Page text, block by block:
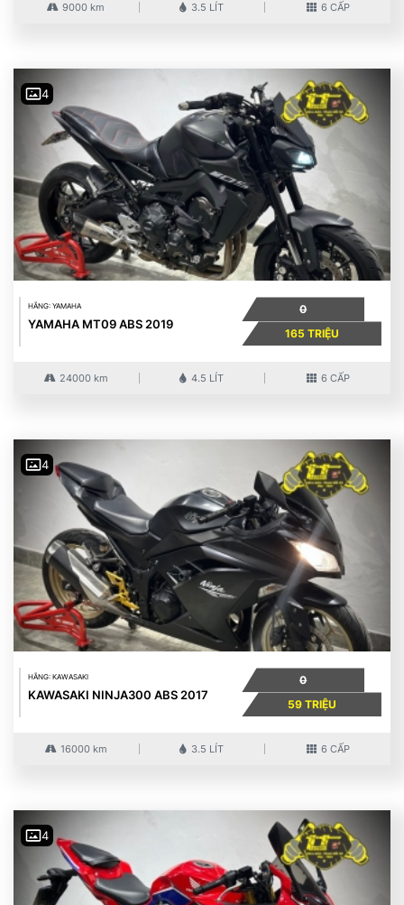
9000 km 3.5 LÍT 6 CẤP
4
HÃNG: YAMAHA
YAMAHA MT09 ABS 2019
0
165 TRIỆU
24000 km 4.5 LÍT 6 CẤP
4
HÃNG: KAWASAKI
KAWASAKI NINJA300 ABS 2017
0
59 TRIỆU
16000 km 3.5 LÍT 6 CẤP
4